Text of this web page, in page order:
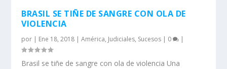
BRASIL SE TIÑE DE SANGRE CON OLA DE
VIOLENCIA
por | Ene 18, 2018 |América, Judiciales, Sucesos | 0 |
Brasil se tiñe de sangre con ola de violencia Una